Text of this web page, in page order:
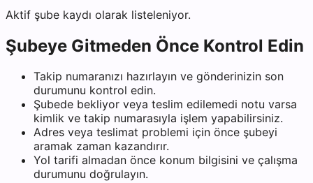
Aktif şube kaydı olarak listeleniyor.
Şubeye Gitmeden Önce Kontrol Edin
Takip numaranızı hazırlayın ve gönderinizin son
durumunu kontrol edin.
Şubede bekliyor veya teslim edilemedi notu varsa
kimlik ve takip numarasıyla işlem yapabilirsiniz.
Adres veya teslimat problemi için önce şubeyi
aramak zaman kazandırır.
Yol tarifi almadan önce konum bilgisini ve çalışma
durumunu doğrulayın.